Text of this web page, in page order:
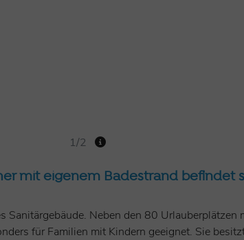
1/2
mit eigenem Badestrand befindet
Neben den 80
für Familien mit Kindern geeignet. Sie